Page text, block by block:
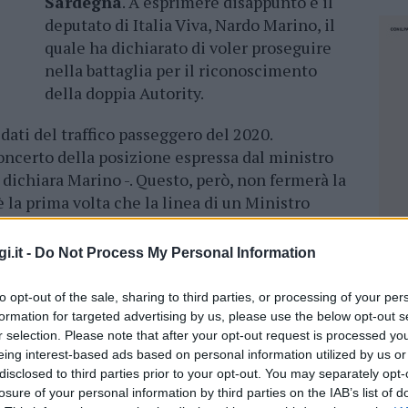
- Do Not Process My Personal Information
opt-out of the sale, sharing to third parties, or processing of your
for targeted advertising by us, please use the below opt-out
selection. Please note that after your opt-out request is processed
interest-based ads based on personal information utilized by us
to third parties prior to your opt-out. You may separately
of your personal information by third parties on the IAB’s list of
deputato di Italia Viva, Nardo Marino, il
quale ha dichiarato di voler proseguire
nella battaglia per il riconoscimento
della doppia Autority.
del traffico passeggero del 2020.
della posizione espressa dal ministro
Marino -. Questo, però, non fermerà la
la prima volta che la linea di un Ministro
è accettabile che il Ministro – a
pubblicamente – prenda come
racconterebbero un’altra realtà.
dei numeri, l’analisi degli anni
quando le Autorità di sistema portuale –
passeggeri inferiore a quello della
non prendere in considerazione,